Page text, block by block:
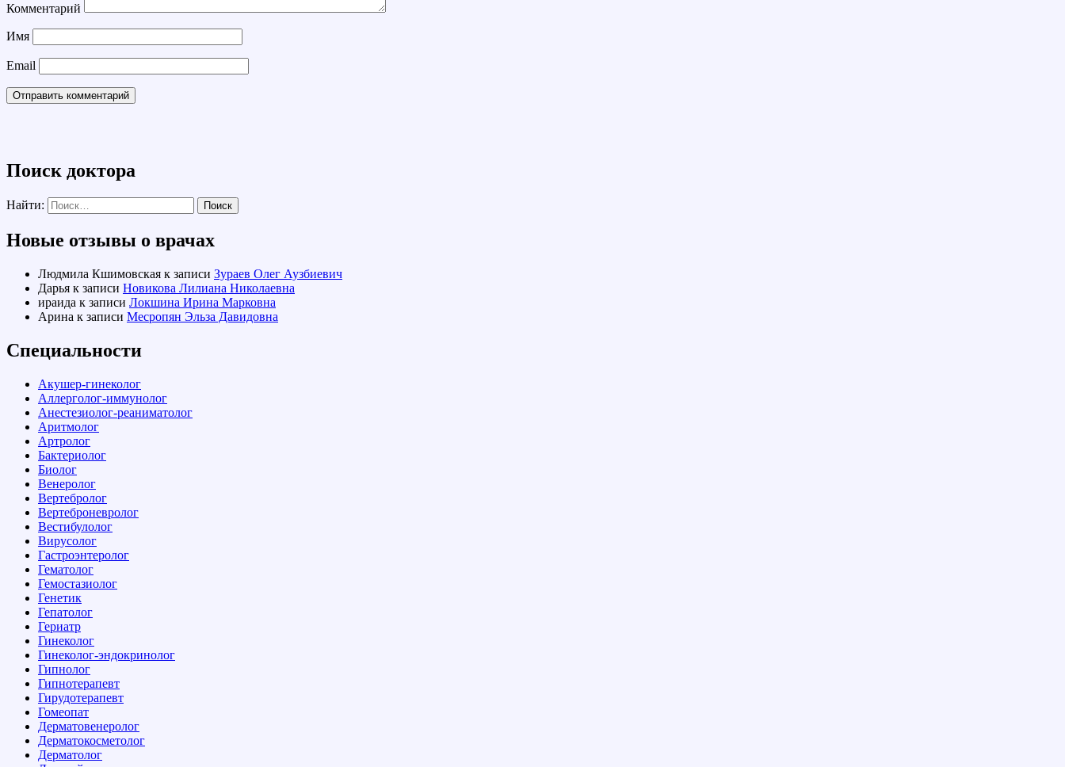
Комментарий
Имя
Email
Поиск доктора
Найти:
Новые отзывы о врачах
Людмила Кшимовская к записи Зураев Олег Аузбиевич
Дарья к записи Новикова Лилиана Николаевна
ираида к записи Локшина Ирина Марковна
Арина к записи Месропян Эльза Давидовна
Специальности
Акушер-гинеколог
Аллерголог-иммунолог
Анестезиолог-реаниматолог
Аритмолог
Артролог
Бактериолог
Биолог
Венеролог
Вертебролог
Вертеброневролог
Вестибулолог
Вирусолог
Гастроэнтеролог
Гематолог
Гемостазиолог
Генетик
Гепатолог
Гериатр
Гинеколог
Гинеколог-эндокринолог
Гипнолог
Гипнотерапевт
Гирудотерапевт
Гомеопат
Дерматовенеролог
Дерматокосметолог
Дерматолог